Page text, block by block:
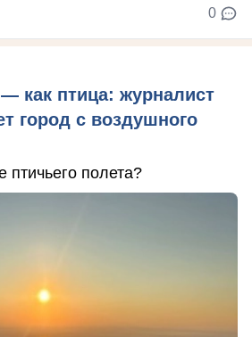
0
как птица: журналист
город с воздушного
птичьего полета?